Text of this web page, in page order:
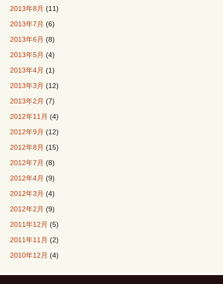
2013年8月 (11)
2013年7月 (6)
2013年6月 (8)
2013年5月 (4)
2013年4月 (1)
2013年3月 (12)
2013年2月 (7)
2012年11月 (4)
2012年9月 (12)
2012年8月 (15)
2012年7月 (8)
2012年4月 (9)
2012年3月 (4)
2012年2月 (9)
2011年12月 (5)
2011年11月 (2)
2010年12月 (4)